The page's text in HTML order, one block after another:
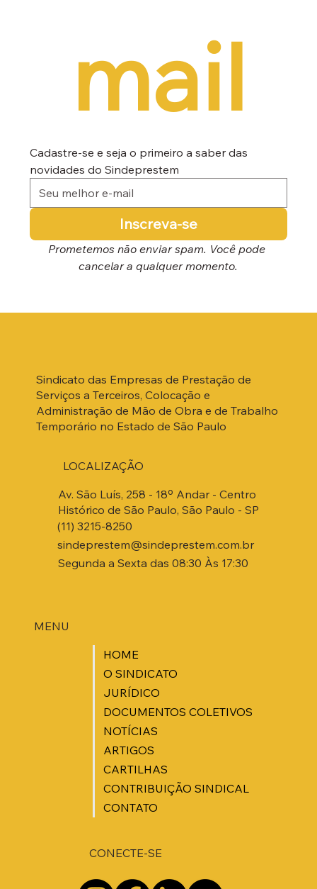
mail
Cadastre-se e seja o primeiro a saber das
novidades do Sindeprestem
Inscreva-se
Prometemos não enviar spam. Você pode
cancelar a qualquer momento.
Sindicato das Empresas de Prestação de
Serviços a Terceiros, Colocação e
Administração de Mão de Obra e de Trabalho
Temporário no Estado de São Paulo
MENU
HOME
O SINDICATO
JURÍDICO
DOCUMENTOS COLETIVOS
NOTÍCIAS
ARTIGOS
CARTILHAS
CONTRIBUIÇÃO SINDICAL
CONTATO
Av. São Luís, 258 - 18º Andar - Centro
Histórico de São Paulo, São Paulo - SP
(11) 3215-8250
sindeprestem@sindeprestem.com.br
Segunda a Sexta das 08:30 Às 17:30
LOCALIZAÇÃO
CONECTE-SE